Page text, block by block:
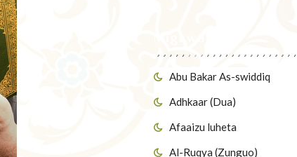
Abu Bakar As-swiddiq
Adhkaar (Dua)
Afaaizu luheta
Al-Ruqya (Zunguo)